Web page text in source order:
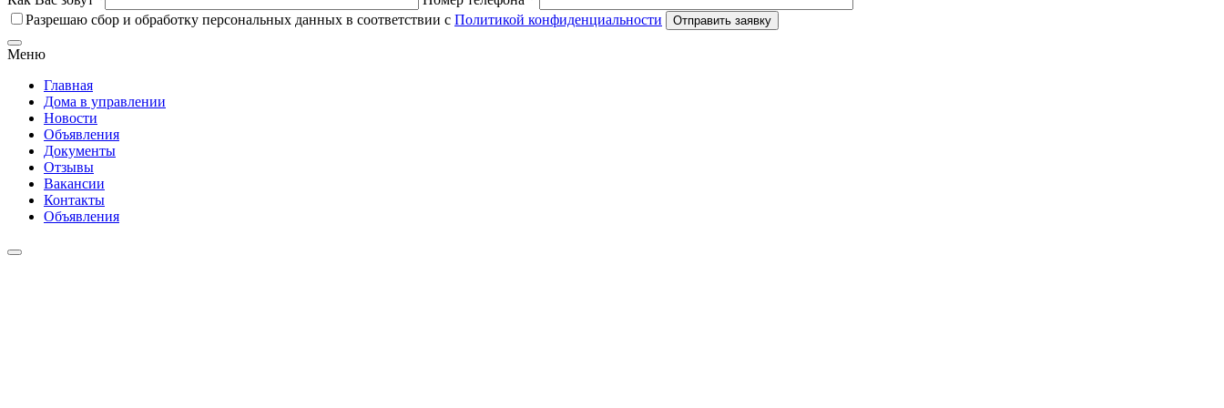
Разрешаю сбор и обработку персональных данных в соответствии с Политикой конфиденциальности Отправить заявку
Меню
Главная
Дома в управлении
Новости
Объявления
Документы
Отзывы
Вакансии
Контакты
Объявления